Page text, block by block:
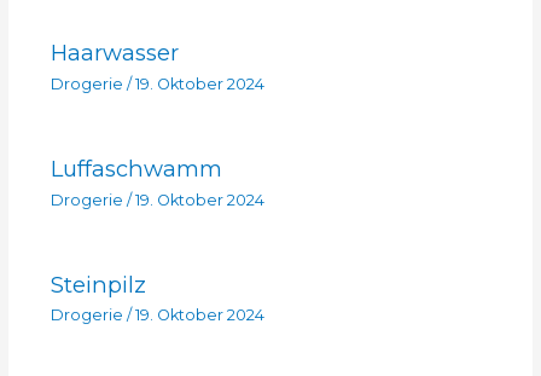
Haarwasser
Drogerie / 19. Oktober 2024
Luffaschwamm
Drogerie /19. Oktober 2024
Steinpilz
Drogerie / 19. Oktober 2024